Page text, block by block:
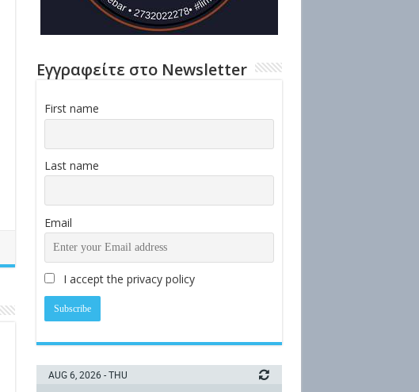
Εγγραφείτε στο Newsletter
First name
Last name
Email
I accept the privacy policy
AUG 6, 2026 - THU